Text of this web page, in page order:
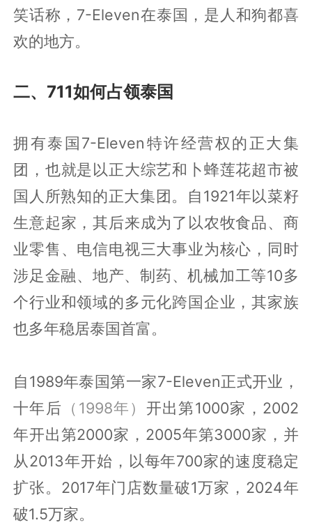
笑话称，7-Eleven在泰国，是人和狗都喜
欢的地方。
二、711如何占领泰国
拥有泰国7-Eleven特许经营权的正大集
团，也就是以正大综艺和卜蜂莲花超市被
国人所熟知的正大集团。自1921年以菜籽
生意起家，其后来成为了以农牧食品、商
业零售、电信电视三大事业为核心，同时
涉足金融、地产、制药、机械加工等10多
个行业和领域的多元化跨国企业，其家族
也多年稳居泰国首富。
自1989年泰国第一家7-Eleven正式开业，
十年后 （1998年） 开出第1000家，2002
年开出第2000家，2005年第3000家，并
从2013年开始，以每年700家的速度稳定
扩张。2017年门店数量破1万家，2024年
破1.5万家。